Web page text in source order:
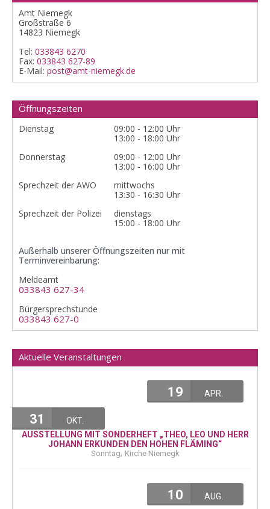
Amt Niemegk
Großstraße 6
14823 Niemegk
Tel: 033843 6270
Fax: 033843 627-89
E-Mail: post@amt-niemegk.de
Öffnungszeiten
Dienstag
09:00 - 12:00 Uhr
13:00 - 18:00 Uhr
Donnerstag
09:00 - 12:00 Uhr
13:00 - 16:00 Uhr
Sprechzeit der AWO
mittwochs
13:30 - 16:30 Uhr
Sprechzeit der Polizei
dienstags
15:00 - 18:00 Uhr
Außerhalb unserer Öffnungszeiten nur mit
Terminvereinbarung:
Meldeamt
033843 627-34
Bürgersprechstunde
033843 627-0
Aktuelle Veranstaltungen
19 APR.
31
OKT.
AUSSTELLUNG MIT SONDERHEFT „THEO, LEO UND HERR
JOHANN ERKUNDEN DEN HOHEN FLÄMING“
Sonntag, Kirche Niemegk
10
AUG.